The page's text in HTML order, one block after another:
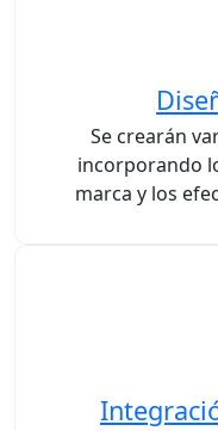
Se crearán
incorporando
marca y los